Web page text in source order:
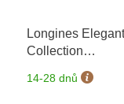
Longines Elegant
Collection
L4.309.5.18.7
5 let + možnost
14-28 dnů